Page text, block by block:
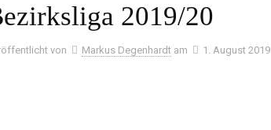
2019/20
von Markus Degenhardt am 1. August 2019